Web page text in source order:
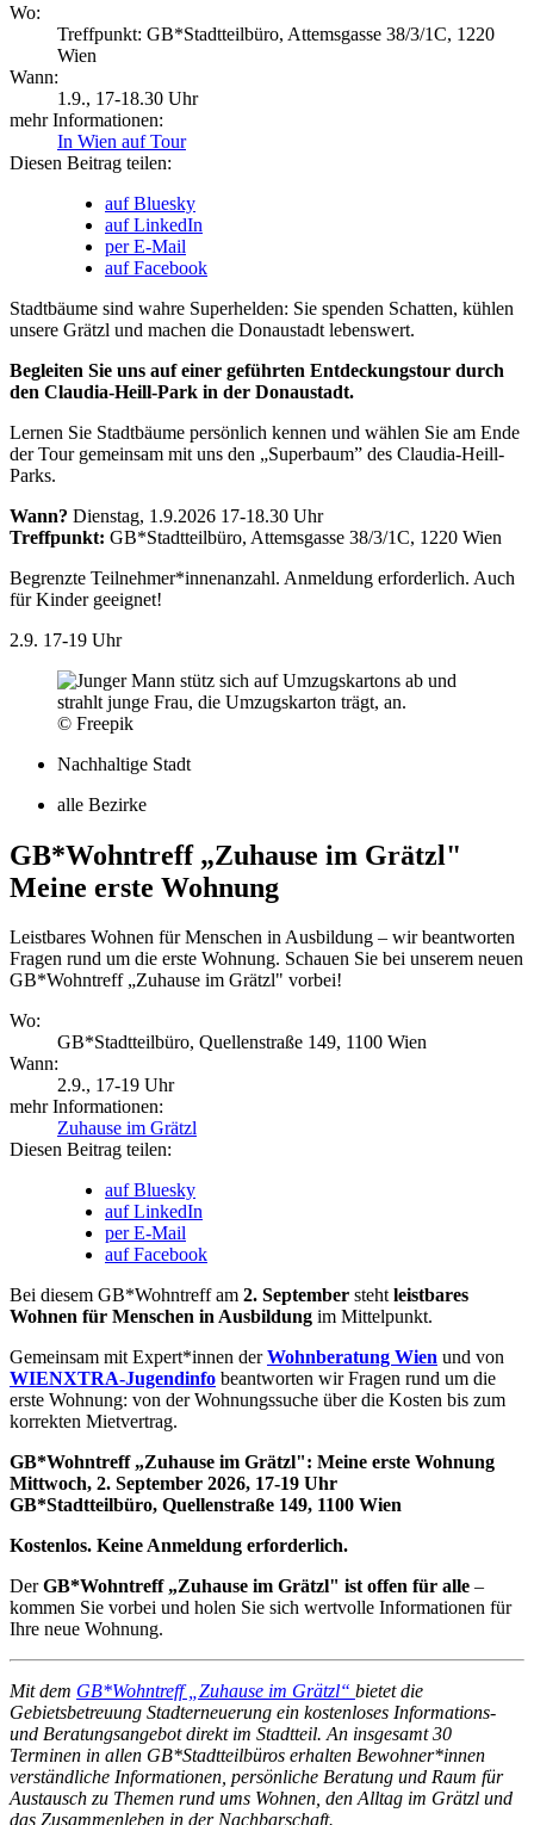
Wo:
Treffpunkt: GB*Stadtteilbüro, Attemsgasse 38/3/1C, 1220
Wien
Wann:
1.9., 17-18.30 Uhr
mehr Informationen:
In Wien auf Tour
Diesen Beitrag teilen:
auf Bluesky
auf LinkedIn
per E-Mail
auf Facebook
Stadtbäume sind wahre Superhelden: Sie spenden Schatten, kühlen
unsere Grätzl und machen die Donaustadt lebenswert.
Begleiten Sie uns auf einer geführten Entdeckungstour durch
den Claudia-Heill-Park in der Donaustadt.
Lernen Sie Stadtbäume persönlich kennen und wählen Sie am Ende
der Tour gemeinsam mit uns den „Superbaum” des Claudia-Heill-
Parks.
Wann? Dienstag, 1.9.2026 17-18.30 Uhr
Treffpunkt: GB*Stadtteilbüro, Attemsgasse 38/3/1C, 1220 Wien
Begrenzte Teilnehmer*innenanzahl. Anmeldung erforderlich. Auch
für Kinder geeignet!
2.9. 17-19 Uhr
© Freepik
Nachhaltige Stadt
alle Bezirke
GB*Wohntreff „Zuhause im Grätzl"
Meine erste Wohnung
Leistbares Wohnen für Menschen in Ausbildung – wir beantworten
Fragen rund um die erste Wohnung. Schauen Sie bei unserem neuen
GB*Wohntreff „Zuhause im Grätzl" vorbei!
Wo:
GB*Stadtteilbüro, Quellenstraße 149, 1100 Wien
Wann:
2.9., 17-19 Uhr
mehr Informationen:
Zuhause im Grätzl
Diesen Beitrag teilen:
auf Bluesky
auf LinkedIn
per E-Mail
auf Facebook
Bei diesem GB*Wohntreff am 2. September stehtleistbares
Wohnen für Menschen in Ausbildung im Mittelpunkt.
Gemeinsam mit Expert*innen derWohnberatung Wien und von
WIENXTRA-Jugendinfo beantworten wir Fragen rund um die
erste Wohnung: von der Wohnungssuche über die Kosten bis zum
korrekten Mietvertrag.
GB*Wohntreff „Zuhause im Grätzl": Meine erste Wohnung
Mittwoch, 2. September 2026, 17-19 Uhr
GB*Stadtteilbüro, Quellenstraße 149, 1100 Wien
Kostenlos. Keine Anmeldung erforderlich.
DerGB*Wohntreff „Zuhause im Grätzl" ist offen für alle –
kommen Sie vorbei und holen Sie sich wertvolle Informationen für
Ihre neue Wohnung.
Mit dem GB*Wohntreff „Zuhause im Grätzl“ bietet die
Gebietsbetreuung Stadterneuerung ein kostenloses Informations-
und Beratungsangebot direkt im Stadtteil. An insgesamt 30
Terminen in allen GB*Stadtteilbüros erhalten Bewohner*innen
verständliche Informationen, persönliche Beratung und Raum für
Austausch zu Themen rund ums Wohnen, den Alltag im Grätzl und
das Zusammenleben in der Nachbarschaft.